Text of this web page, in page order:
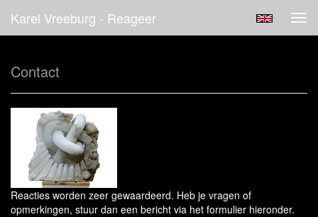
Karel Vreeburg - Reageer
Contact
Reacties worden zeer gewaardeerd. Heb je vragen of
opmerkingen, stuur dan een bericht via het formulier hieronder.